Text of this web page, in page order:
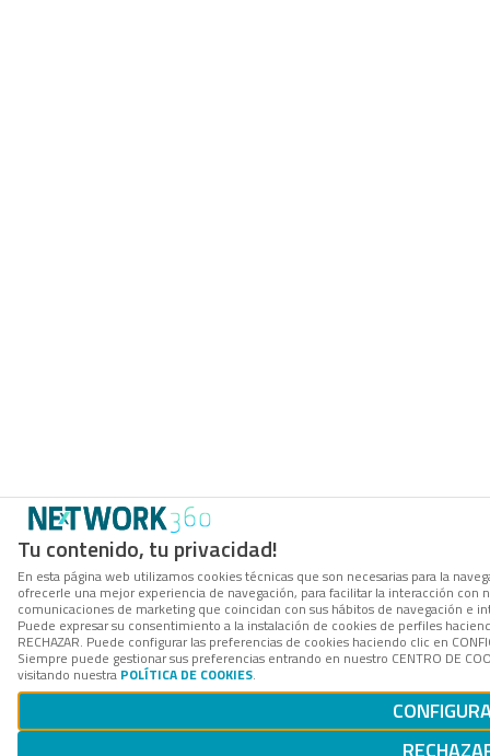
Tu contenido, tu privacidad!
En esta página web utilizamos cookies técnicas que son necesarias para la
ofrecerle una mejor experiencia de navegación, para facilitar la interacción con
comunicaciones de marketing que coincidan con sus hábitos de navegación e
Puede expresar su consentimiento a la instalación de cookies de perfiles
RECHAZAR. Puede configurar las preferencias de cookies haciendo clic en
Siempre puede gestionar sus preferencias entrando en nuestro CENTRO DE
visitando nuestra POLÍTICA DE COOKIES.